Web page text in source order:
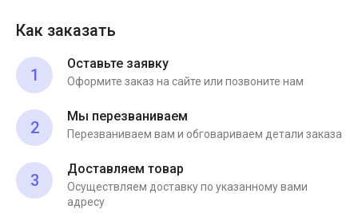
Как заказать
1
Оставьте заявку
Оформите заказ на сайте или позвоните нам
2
Мы перезваниваем
Перезваниваем вам и обговариваем детали заказа
3
Доставляем товар
Осуществляем доставку по указанному вами
адресу